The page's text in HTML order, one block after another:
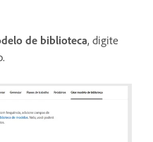
de biblioteca, digite